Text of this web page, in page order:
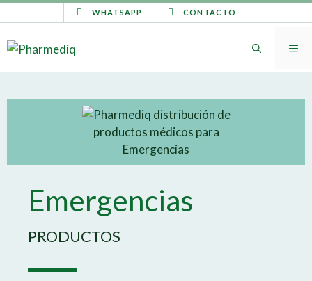
WHATSAPP CONTACTO
Emergencias
PRODUCTOS